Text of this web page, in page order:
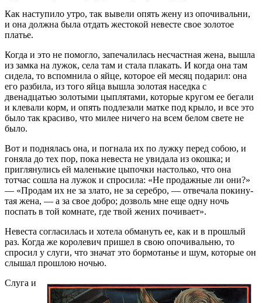
Как наступило утро, так вывели опять жену из опочивальни,
и она должна была отдать жестокой невесте свое золотое
платье.
Когда и это не помогло, запечалилась несчастная жена, вышла
из замка на лужок, села там и стала плакать. И когда она там
сидела, то вспомнила о яйце, которое ей месяц подарил: она
его разбила, из того яйца вышла золотая наседка с
двенадцатью золотыми цыплятами, которые кругом ее бегали
и клевали корм, и опять подлезали матке под крыло, и все это
было так красиво, что милее ничего на всем белом свете не
было.
Вот и поднялась она, и погнала их по лужку перед собою, и
гоняла до тех пор, пока невеста не увидала из окошка; и
приглянулись ей маленькие цыпочки настолько, что она
тотчас сошла на лужок и спросила: «Не продажные ли они?»
— «Продам их не за злато, не за серебро, — отвечала покину-
тая жена, — а за свое добро; дозволь мне еще одну ночь
поспать в той комнате, где твой жених почивает».
Невеста согласилась и хотела обмануть ее, как и в прошлый
раз. Когда же королевич пришел в свою опочивальню, то
спросил у слуги, что значат это бормотанье и шум, которые он
слышал прошлою ночью.
Слуга и